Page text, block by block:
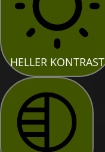
HELLER KONTRAST